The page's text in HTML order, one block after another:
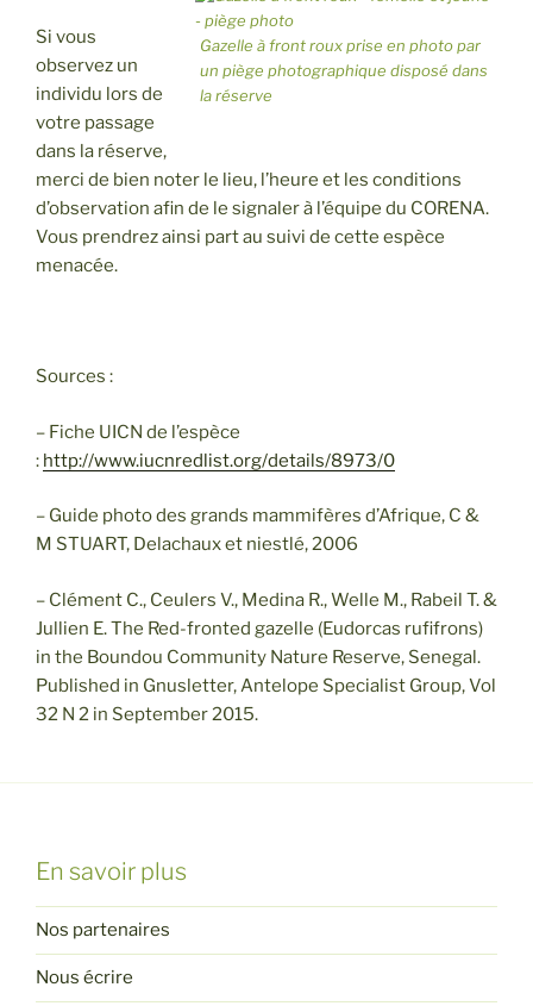
Gazelle à front roux prise en photo par
un piège photographique disposé dans
la réserve
Si vous
observez un
individu lors de
votre passage
dans la réserve,
merci de bien noter le lieu, l’heure et les conditions
d’observation afin de le signaler à l’équipe du CORENA.
Vous prendrez ainsi part au suivi de cette espèce
menacée.
Sources :
– Fiche UICN de l’espèce
: http://www.iucnredlist.org/details/8973/0
– Guide photo des grands mammifères d’Afrique, C &
M STUART, Delachaux et niestlé, 2006
– Clément C., Ceulers V., Medina R., Welle M., Rabeil T. &
Jullien E. The Red-fronted gazelle (Eudorcas rufifrons)
in the Boundou Community Nature Reserve, Senegal.
Published in Gnusletter, Antelope Specialist Group, Vol
32 N 2 in September 2015.
En savoir plus
Nos partenaires
Nous écrire